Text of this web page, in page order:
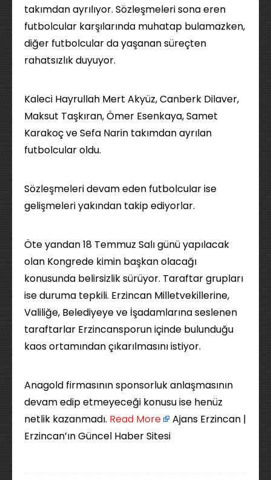
takımdan ayrılıyor. Sözleşmeleri sona eren
futbolcular karşılarında muhatap bulamazken,
diğer futbolcular da yaşanan süreçten
rahatsızlık duyuyor.
Kaleci Hayrullah Mert Akyüz, Canberk Dilaver,
Maksut Taşkıran, Ömer Esenkaya, Samet
Karakoç ve Sefa Narin takımdan ayrılan
futbolcular oldu.
Sözleşmeleri devam eden futbolcular ise
gelişmeleri yakından takip ediyorlar.
Öte yandan 18 Temmuz Salı günü yapılacak
olan Kongrede kimin başkan olacağı
konusunda belirsizlik sürüyor. Taraftar grupları
ise duruma tepkili. Erzincan Milletvekillerine,
Valiliğe, Belediyeye ve İşadamlarına seslenen
taraftarlar Erzincansporun içinde bulunduğu
kaos ortamından çıkarılmasını istiyor.
Anagold firmasının sponsorluk anlaşmasının
devam edip etmeyeceği konusu ise henüz
netlik kazanmadı. ​ Read More
Ajans Erzincan |
Erzincan’ın Güncel Haber Sitesi